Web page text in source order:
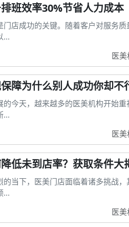
班效率30%节省人力成本
店成功的关键。随着客户对服务
...
医
障为什么别人成功你却不
今天，越来越多的医美机构开始
...
医
低未到店率？获取条件大
当下，医美门店面临着诸多挑战
...
医